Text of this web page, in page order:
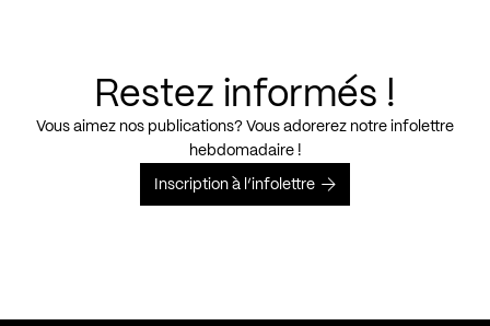
Restez informés !
Vous aimez nos publications? Vous adorerez notre infolettre
hebdomadaire !
Inscription à l’infolettre